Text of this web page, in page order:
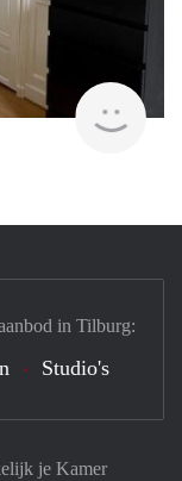
je Kamer
in Tilburg:
Studio's